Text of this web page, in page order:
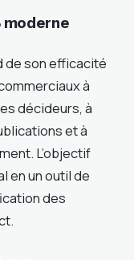
moderne
de son efficacité
à
décideurs, à
et à
L’objectif
en un outil de
des